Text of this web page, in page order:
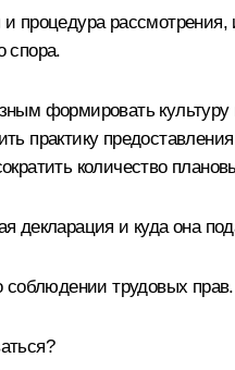
процедура
спора.
формировать
практику
количество
декларация и куда она
соблюдении трудовых прав.